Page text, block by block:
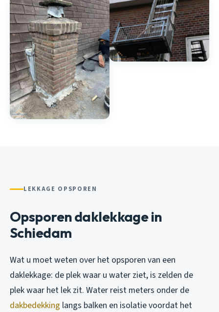
LEKKAGE OPSPOREN
Opsporen daklekkage in
Schiedam
Wat u moet weten over het opsporen van een
daklekkage: de plek waar u water ziet, is zelden de
plek waar het lek zit. Water reist meters onder de
dakbedekking langs balken en isolatie voordat het